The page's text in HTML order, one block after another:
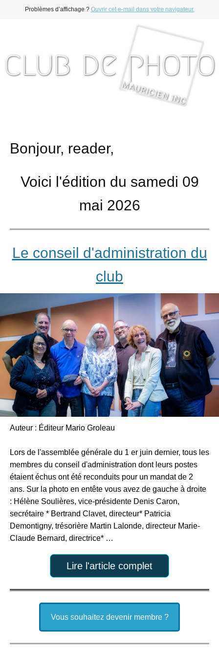
Problèmes d’affichage ? Ouvrir cet e-mail dans votre navigateur.
Bonjour, reader,
Voici l'édition du samedi 09
mai 2026
Le conseil d'administration du
club
Auteur : Éditeur Mario Groleau
Lors de l'assemblée générale du 1 er juin dernier, tous les
membres du conseil d'administration dont leurs postes
étaient échus ont été reconduits pour un mandat de 2
ans. Sur la photo en entête vous avez de gauche à droite
: Hélène Soulières, vice-présidente Denis Caron,
secrétaire * Bertrand Clavet, directeur* Patricia
Demontigny, trésorière Martin Lalonde, directeur Marie-
Claude Bernard, directrice* …
Lire l'article complet
Vous souhaitez devenir membre ?